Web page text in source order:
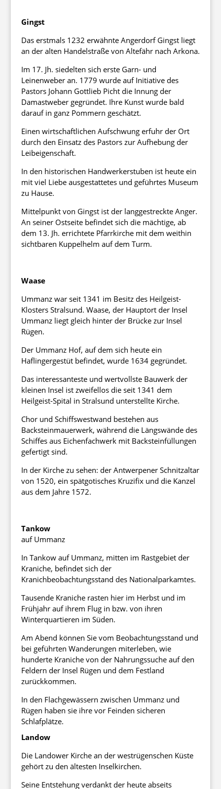
Gingst
Das erstmals 1232 erwähnte Angerdorf Gingst liegt
an der alten Handelstraße von Altefähr nach Arkona.
Im 17. Jh. siedelten sich erste Garn- und
Leinenweber an. 1779 wurde auf Initiative des
Pastors Johann Gottlieb Picht die Innung der
Damastweber gegründet. Ihre Kunst wurde bald
darauf in ganz Pommern geschätzt.
Einen wirtschaftlichen Aufschwung erfuhr der Ort
durch den Einsatz des Pastors zur Aufhebung der
Leibeigenschaft.
In den historischen Handwerkerstuben ist heute ein
mit viel Liebe ausgestattetes und geführtes Museum
zu Hause.
Mittelpunkt von Gingst ist der langgestreckte Anger.
An seiner Ostseite befindet sich die mächtige, ab
dem 13. Jh. errichtete Pfarrkirche mit dem weithin
sichtbaren Kuppelhelm auf dem Turm.
Waase
Ummanz war seit 1341 im Besitz des Heilgeist-
Klosters Stralsund. Waase, der Hauptort der Insel
Ummanz liegt gleich hinter der Brücke zur Insel
Rügen.
Der Ummanz Hof, auf dem sich heute ein
Haflingergestüt befindet, wurde 1634 gegründet.
Das interessanteste und wertvollste Bauwerk der
kleinen Insel ist zweifellos die seit 1341 dem
Heilgeist-Spital in Stralsund unterstellte Kirche.
Chor und Schiffswestwand bestehen aus
Backsteinmauerwerk, während die Längswände des
Schiffes aus Eichenfachwerk mit Backsteinfüllungen
gefertigt sind.
In der Kirche zu sehen: der Antwerpener Schnitzaltar
von 1520, ein spätgotisches Kruzifix und die Kanzel
aus dem Jahre 1572.
Tankow
auf Ummanz
In Tankow auf Ummanz, mitten im Rastgebiet der
Kraniche, befindet sich der
Kranichbeobachtungsstand des Nationalparkamtes.
Tausende Kraniche rasten hier im Herbst und im
Frühjahr auf ihrem Flug in bzw. von ihren
Winterquartieren im Süden.
Am Abend können Sie vom Beobachtungsstand und
bei geführten Wanderungen miterleben, wie
hunderte Kraniche von der Nahrungssuche auf den
Feldern der Insel Rügen und dem Festland
zurückkommen.
In den Flachgewässern zwischen Ummanz und
Rügen haben sie ihre vor Feinden sicheren
Schlafplätze.
Landow
Die Landower Kirche an der westrügenschen Küste
gehört zu den ältesten Inselkirchen.
Seine Entstehung verdankt der heute abseits